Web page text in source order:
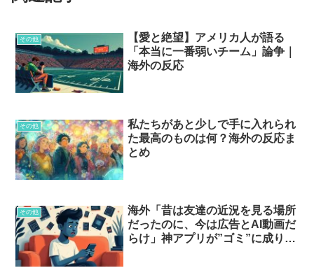
その他
【愛と絶望】アメリカ人が語る
「本当に一番弱いチーム」論争｜
海外の反応
その他
私たちがあと少しで手に入れられ
た最高のものは何？海外の反応ま
とめ
その他
海外「昔は友達の近況を見る場所
だったのに、今は広告とAI動画だ
らけ」神アプリが”ゴミ”に成り果